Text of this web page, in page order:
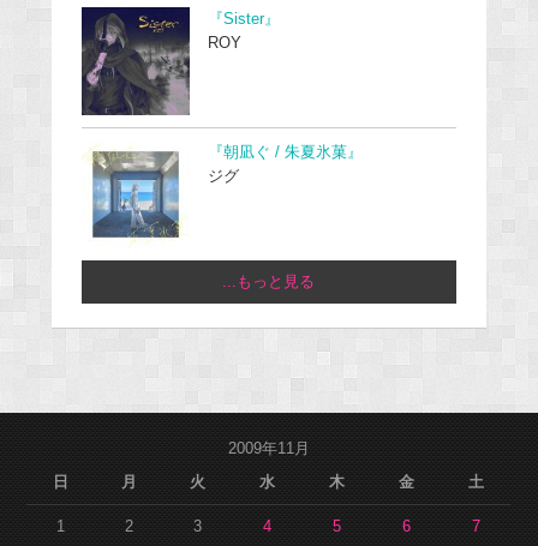
『Sister』
ROY
『朝凪ぐ / 朱夏氷菓』
ジグ
...もっと見る
2009年11月
日
月 火 水 木 金 土
1 2 3 4 5 6 7